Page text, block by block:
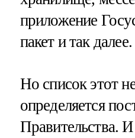
приложение
пакет и так далее.
Но список этот
определяется
Правительства.